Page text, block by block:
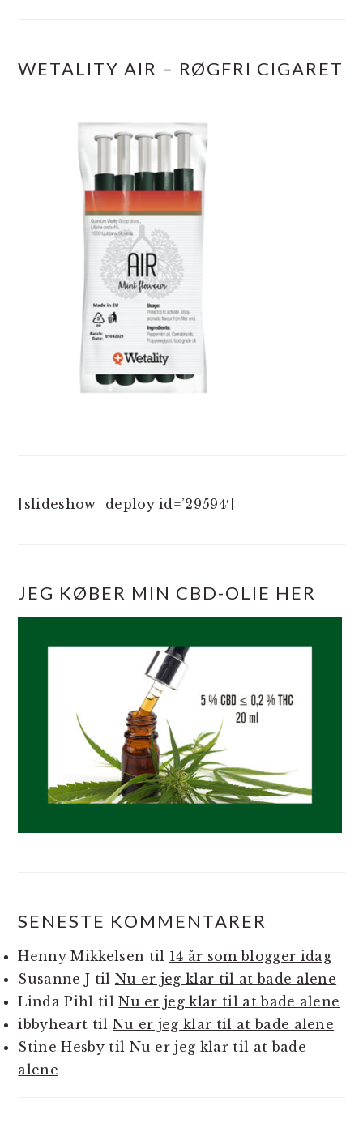
WETALITY AIR – RØGFRI CIGARET
[slideshow_deploy id=’29594′]
JEG KØBER MIN CBD-OLIE HER
SENESTE KOMMENTARER
Henny Mikkelsen til 14 år som blogger idag
Susanne J til Nu er jeg klar til at bade alene
Linda Pihl tilNu er jeg klar til at bade alene
ibbyheart til Nu er jeg klar til at bade alene
Stine Hesbytil Nu er jeg klar til at bade
alene